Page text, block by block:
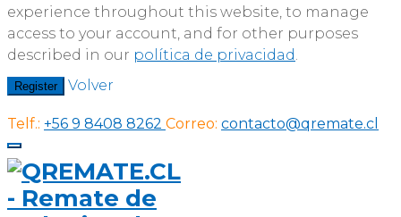
experience throughout this website, to manage
access to your account, and for other purposes
described in our política de privacidad.
Register Volver
Telf.: +56 9 8408 8262 Correo: contacto@qremate.cl